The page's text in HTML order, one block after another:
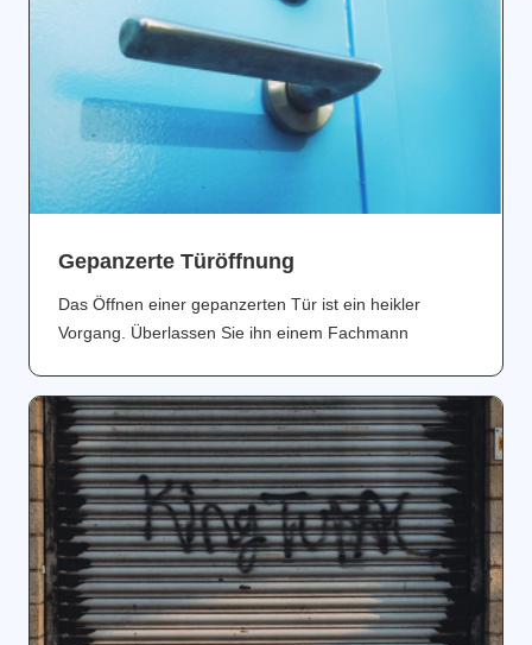
Gepanzerte Türöffnung
Das Öffnen einer gepanzerten Tür ist ein heikler
Vorgang. Überlassen Sie ihn einem Fachmann